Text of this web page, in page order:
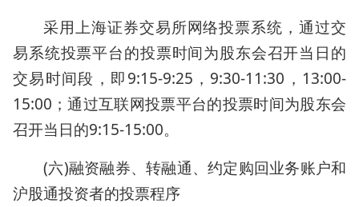
采用上海证券交易所网络投票系统，通过交
易系统投票平台的投票时间为股东会召开当日的
交易时间段，即9:15-9:25，9:30-11:30，13:00-
15:00；通过互联网投票平台的投票时间为股东会
召开当日的9:15-15:00。
(六)融资融券、转融通、约定购回业务账户和
沪股通投资者的投票程序